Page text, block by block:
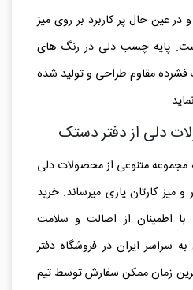
در عین حال پر کاربرد بر روی میز
پایه چسب دلی در رنگ های
فشرده مقاوم طراحی و تولید شده
دلی از دفتر دستک
مجموعه متنوعی از محصولات دلی
میز کارتان یاری میرساند. خرید
با اطمینان از اصالت و سلامت
سراسر ایران در فروشگاه دفتر
زمان ممکن سفارش توسط تیم